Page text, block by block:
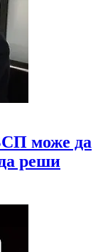
може да
реши